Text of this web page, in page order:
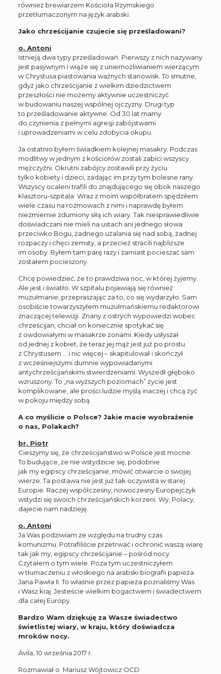
również brewiarzem Kościoła Rzymskiego
przetłumaczonym na język arabski.
Jako chrześcijanie czujecie się prześladowani?
o. Antoni
Istnieją dwa typy prześladowań. Pierwszy z nich nazywany
jest pasywnym i wiąże się z uniemożliwianiem wierzącym
w Chrystusa piastowania ważnych stanowisk. To smutne,
gdyż jako chrześcijanie z wielkim dziedzictwem
przeszłości nie możemy aktywnie uczestniczyć
w budowaniu naszej wspólnej ojczyzny. Drugi typ
to prześladowanie aktywne. Od 30 lat mamy
do czynienia z pełnymi agresji zabójstwami
i uprowadzeniami w celu zdobycia okupu.
Ja ostatnio byłem świadkiem kolejnej masakry. Podczas
modlitwy w jednym z kościołów zostali zabici wszyscy
mężczyźni. Okrutni zabójcy zostawili przy życiu
tylko kobiety i dzieci, zadając im przy tym bolesne rany.
Wszyscy ocaleni trafili do znajdującego się obok naszego
klasztoru-szpitala. Wraz z moim współbratem spędziłem
wiele czasu na rozmowach z nimi i naprawdę byłem
niezmiernie zdumiony siłą ich wiary. Tak niesprawiedliwie
doświadczani nie mieli na ustach ani jednego słowa
przeciwko Bogu, żadnego użalania się nad sobą, żadnej
rozpaczy i chęci zemsty, a przecież stracili najbliższe
im osoby. Byłem tam parę razy i zamiast pocieszać sam
zostałem pocieszony.
Chcę powiedzieć, że to prawdziwa noc, w której żyjemy.
Ale jest i światło. W szpitalu pojawiają się również
muzułmanie, przepraszając za to, co się wydarzyło. Sam
osobiście towarzyszyłem muzułmańskiemu redaktorowi
znaczącej telewizji. Znany z ostrych wypowiedzi wobec
chrześcijan, chciał on koniecznie spotykać się
z owdowiałymi w masakrze żonami. Kiedy usłyszał
od jednej z kobiet, że teraz jej mąż jest już po prostu
z Chrystusem … i nic więcej – skapitulował i skończył
z wcześniejszymi dumnie wypowiadanymi
antychrześcijańskimi stwierdzeniami. Wyszedł głęboko
wzruszony. To „na wyższych poziomach” życie jest
komplikowane, ale prości ludzie myślą inaczej i chcą żyć
w pokoju między sobą.
A co myślicie o Polsce? Jakie macie wyobrażenie
o nas, Polakach?
br. Piotr
Cieszymy się, że chrześcijaństwo w Polsce jest mocne.
To budujące, że nie wstydzicie się, podobnie
jak my egipscy chrześcijanie, mówić otwarcie o swojej
wierze. Ta postawa nie jest już tak oczywista w starej
Europie. Raczej współczesny, nowoczesny Europejczyk
wstydzi się swoich chrześcijańskich korzeni. Wy, Polacy,
dajecie nam nadzieję.
o. Antoni
Ja Was podziwiam ze względu na trudny czas
komunizmu. Potrafiliście przetrwać i ochronić waszą wiarę
tak jak my, egipscy chrześcijanie – pośród nocy.
Czytałem o tym wiele. Poza tym uczestniczyłem
w tłumaczeniu z włoskiego na arabski biografii papieża
Jana Pawła II. To właśnie przez papieża poznaliśmy Was
i Wasz kraj. Jesteście wielkim bogactwem i świadectwem
dla całej Europy.
Bardzo Wam dziękuję za Wasze świadectwo
świetlistej wiary, w kraju, który doświadcza
mroków nocy.
Ávila, 10 września 2017 r.
Rozmawiał o. Mariusz Wójtowicz OCD